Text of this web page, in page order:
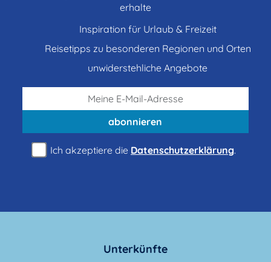
erhalte
Inspiration für Urlaub & Freizeit
Reisetipps zu besonderen Regionen und Orten
unwiderstehliche Angebote
abonnieren
Ich akzeptiere die Datenschutzerklärung.
Unterkünfte